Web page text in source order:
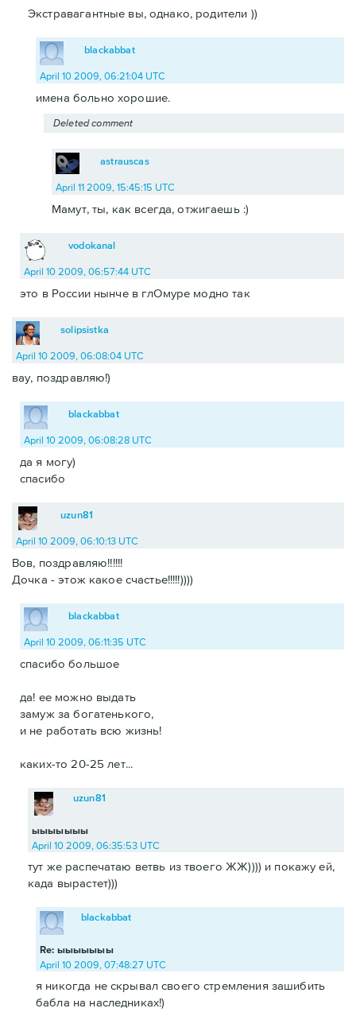
Экстравагантные вы, однако, родители ))
blackabbat
April 10 2009, 06:21:04 UTC
имена больно хорошие.
Deleted comment
astrauscas
April 11 2009, 15:45:15 UTC
Мамут, ты, как всегда, отжигаешь :)
vodokanal
April 10 2009, 06:57:44 UTC
это в России нынче в глОмуре модно так
solipsistka
April 10 2009, 06:08:04 UTC
вау, поздравляю!)
blackabbat
April 10 2009, 06:08:28 UTC
да я могу)
спасибо
uzun81
April 10 2009, 06:10:13 UTC
Вов, поздравляю!!!!!!
Дочка - этож какое счастье!!!!!))))
blackabbat
April 10 2009, 06:11:35 UTC
спасибо большое
да! ее можно выдать
замуж за богатенького,
и не работать всю жизнь!
каких-то 20-25 лет...
ыыыыыыы
uzun81
April 10 2009, 06:35:53 UTC
тут же распечатаю ветвь из твоего ЖЖ)))) и покажу ей,
када вырастет)))
Re: ыыыыыыы
blackabbat
April 10 2009, 07:48:27 UTC
я никогда не скрывал своего стремления зашибить
бабла на наследниках!)